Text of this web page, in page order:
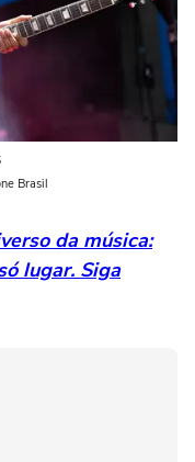
Brasil
da música:
lugar. Siga